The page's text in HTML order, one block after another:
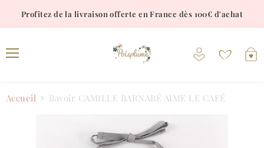
Profitez de la livraison offerte en France dès 100€ d'achat
Voir
Accueil Bavoir CAMILLE BARNABÉ AIME LE CAFÉ